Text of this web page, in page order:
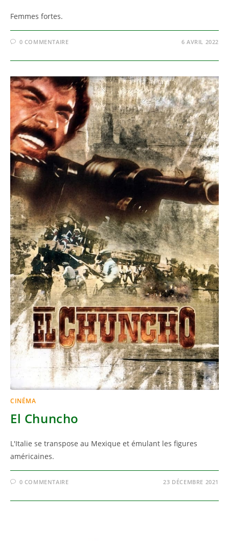
Femmes fortes.
0 COMMENTAIRE 6 AVRIL 2022
CINÉMA
El Chuncho
L'Italie se transpose au Mexique et émulant les figures
américaines.
0 COMMENTAIRE 23 DÉCEMBRE 2021